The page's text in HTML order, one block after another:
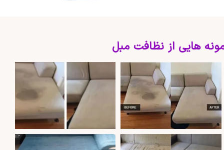
هایی از نظافت مبل